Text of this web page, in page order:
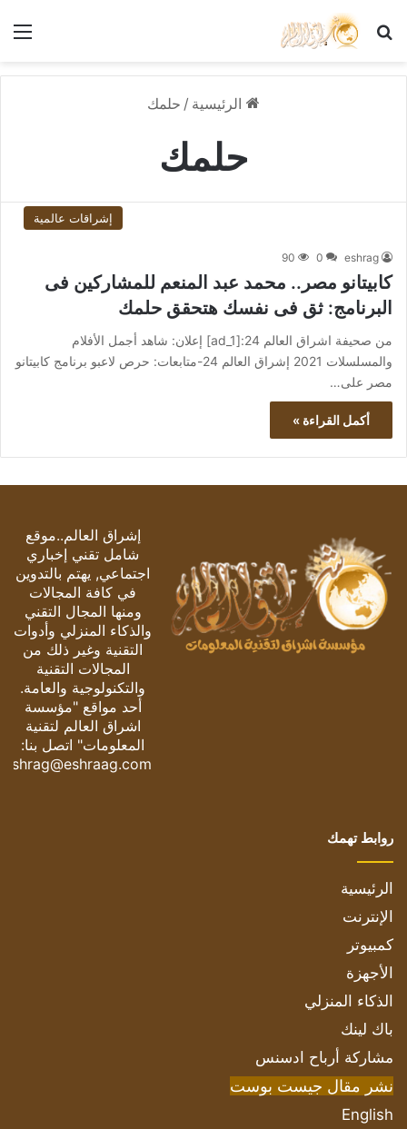
بحث عن
الرئيسية / حلمك
حلمك
إشراقات عالمية
eshrag
0
90
كابيتانو مصر.. محمد عبد المنعم للمشاركين فى
البرنامج: ثق فى نفسك هتحقق حلمك
من صحيفة اشراق العالم 24:[ad_1] إعلان: شاهد أجمل الأفلام
والمسلسلات 2021 إشراق العالم 24-متابعات: حرص لاعبو برنامج كابيتانو
مصر على…
أكمل القراءة »
إشراق العالم..موقع
شامل تقني إخباري
اجتماعي, يهتم بالتدوين
في كافة المجالات
ومنها المجال التقني
والذكاء المنزلي وأدوات
التقنية وغير ذلك من
المجالات التقنية
والتكنولوجية والعامة.
أحد مواقع "مؤسسة
اشراق العالم لتقنية
المعلومات" اتصل بنا:
eshrag@eshraag.com
روابط تهمك
الرئيسية
الإنترنت
كمبيوتر
الأجهزة
الذكاء المنزلي
باك لينك
مشاركة أرباح ادسنس
نشر مقال جيست بوست
English